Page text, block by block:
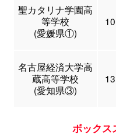
聖カタリナ学園高
等学校
(愛媛県①)
10
名古屋経済大学高
蔵高等学校
(愛知県③)
13
ボックス